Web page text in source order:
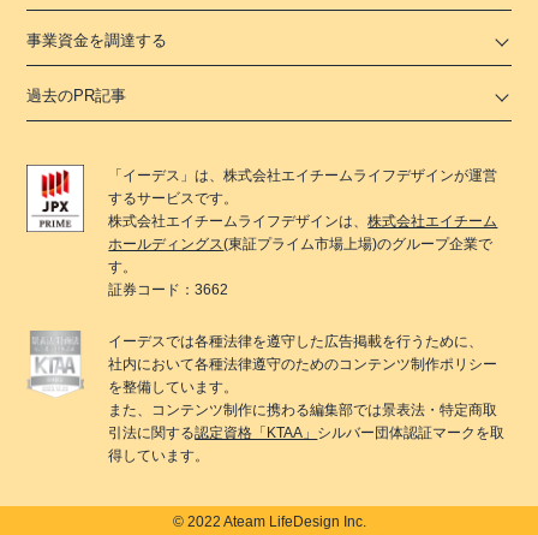
事業資金を調達する
過去のPR記事
「 イーデス 」は、株式会社エイチームライフデザインが運営
するサービスです。
株式会社エイチームライフデザインは、株式会社エイチーム
ホールディングス(東証プライム市場上場)のグループ企業で
す。
証券コード：3662
イーデスでは各種法律を遵守した広告掲載を行うために、
社内において各種法律遵守のためのコンテンツ制作ポリシー
を整備しています。
また、コンテンツ制作に携わる編集部では景表法・特定商取
引法に関する認定資格「KTAA」 シルバー団体認証マークを取
得しています。
© 2022 Ateam LifeDesign Inc.